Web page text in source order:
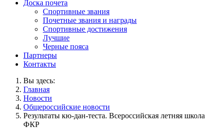
Доска почета
Спортивные звания
Почетные звания и награды
Спортивные достижения
Лучшие
Черные пояса
Партнеры
Контакты
Вы здесь:
Главная
Новости
Общероссийские новости
Результаты кю-дан-теста. Всероссийская летняя школа
ФКР